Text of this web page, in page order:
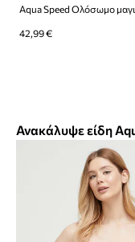
Aqua Speed Ολόσωμο
42,99 €
Ανακάλυψε είδη